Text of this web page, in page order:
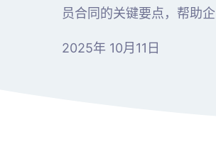
员合同的关键要点，帮助
2025年 10月11日